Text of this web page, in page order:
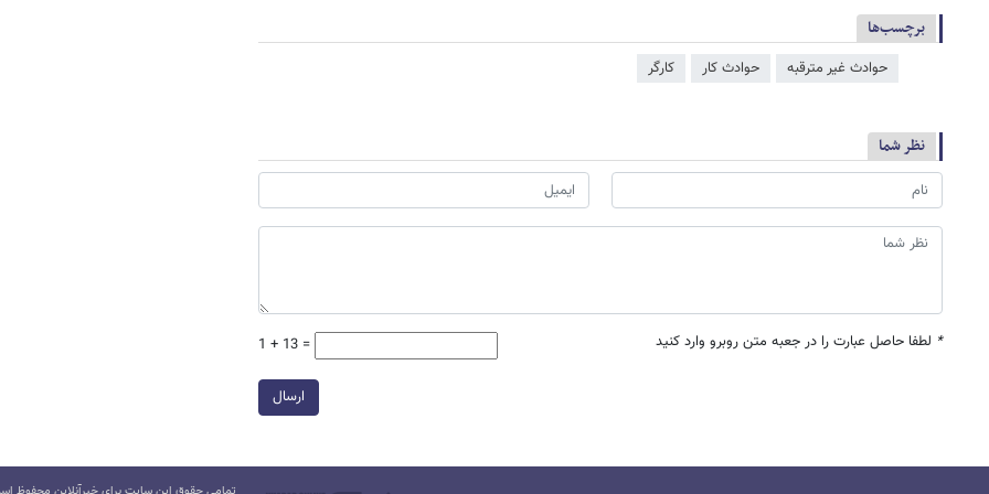
برچسب‌ها
حوادث غیر مترقبه حوادث کار کارگر
نظر شما
* لطفا حاصل عبارت را در جعبه متن روبرو وارد کنید 1 + 13 =
ارسال